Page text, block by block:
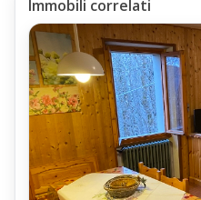
Viene Venduto
come da foto e Video
peraltro è stato ristrutturato di
con il ripristino e la
con Piastrelle in Ceramica di
Immobili correlati